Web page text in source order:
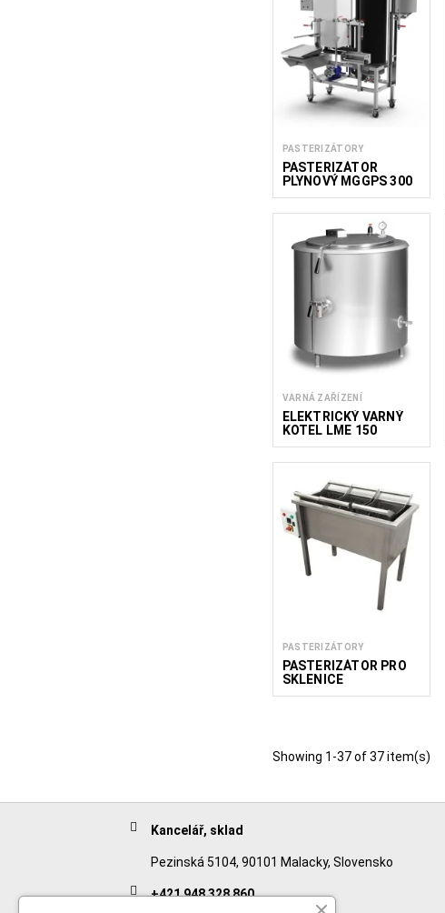
PASTERIZÁTORY
PASTERIZÁTOR
PLYNOVÝ MGGPS 300
VARNÁ ZAŘÍZENÍ
ELEKTRICKÝ VARNÝ
KOTEL LME 150
PASTERIZÁTORY
PASTERIZÁTOR PRO
SKLENICE
Showing 1-37 of 37 item(s)
Kancelář, sklad
Pezinská 5104, 90101 Malacky, Slovensko
+421 948 328 860